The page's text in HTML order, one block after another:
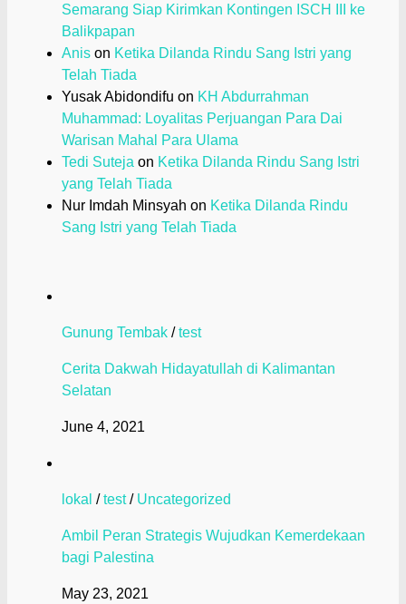
Semarang Siap Kirimkan Kontingen ISCH III ke
Balikpapan
Anis on Ketika Dilanda Rindu Sang Istri yang
Telah Tiada
Yusak Abidondifu on KH Abdurrahman
Muhammad: Loyalitas Perjuangan Para Dai
Warisan Mahal Para Ulama
Tedi Suteja on Ketika Dilanda Rindu Sang Istri
yang Telah Tiada
Nur Imdah Minsyah on Ketika Dilanda Rindu
Sang Istri yang Telah Tiada
Gunung Tembak /test
Cerita Dakwah Hidayatullah di Kalimantan
Selatan
June 4, 2021
lokal /test/ Uncategorized
Ambil Peran Strategis Wujudkan Kemerdekaan
bagi Palestina
May 23, 2021